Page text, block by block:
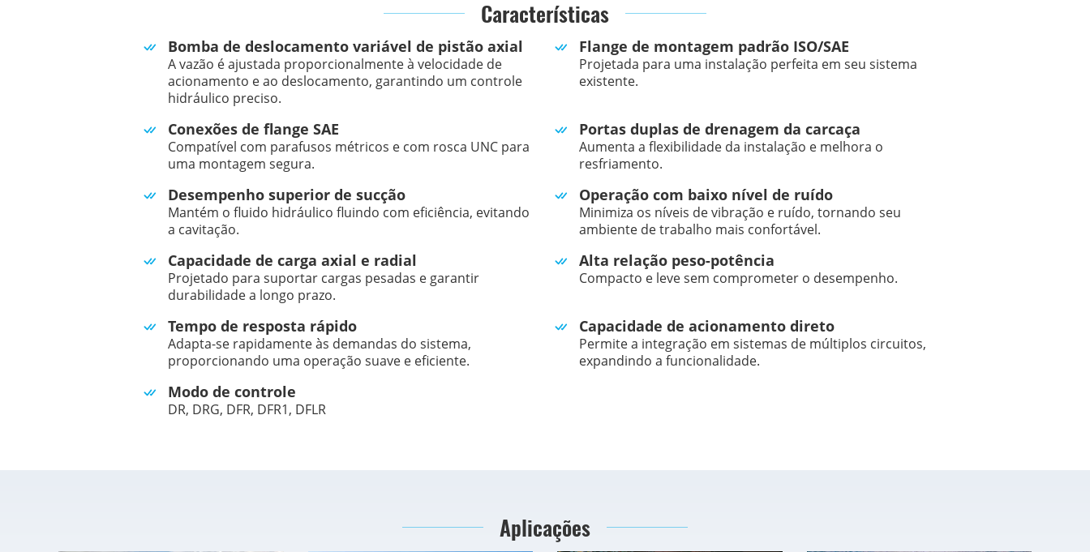
Características
Bomba de deslocamento variável de pistão axial
A vazão é ajustada proporcionalmente à velocidade de
acionamento e ao deslocamento, garantindo um controle
hidráulico preciso.
Flange de montagem padrão ISO/SAE
Projetada para uma instalação perfeita em seu sistema
existente.
Conexões de flange SAE
Compatível com parafusos métricos e com rosca UNC para
uma montagem segura.
Portas duplas de drenagem da carcaça
Aumenta a flexibilidade da instalação e melhora o
resfriamento.
Desempenho superior de sucção
Mantém o fluido hidráulico fluindo com eficiência, evitando
a cavitação.
Operação com baixo nível de ruído
Minimiza os níveis de vibração e ruído, tornando seu
ambiente de trabalho mais confortável.
Capacidade de carga axial e radial
Projetado para suportar cargas pesadas e garantir
durabilidade a longo prazo.
Alta relação peso-potência
Compacto e leve sem comprometer o desempenho.
Tempo de resposta rápido
Adapta-se rapidamente às demandas do sistema,
proporcionando uma operação suave e eficiente.
Capacidade de acionamento direto
Permite a integração em sistemas de múltiplos circuitos,
expandindo a funcionalidade.
Modo de controle
DR, DRG, DFR, DFR1, DFLR
Aplicações